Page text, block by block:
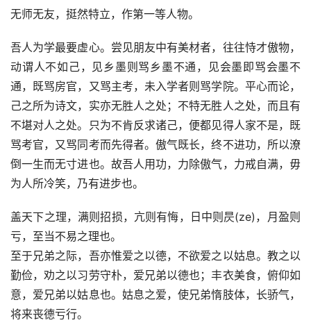
无师无友，挺然特立，作第一等人物。
吾人为学最要虚心。尝见朋友中有美材者，往往恃才傲物，
动谓人不如己，见乡墨则骂乡墨不通，见会墨即骂会墨不
通，既骂房官，又骂主考，未入学者则骂学院。平心而论，
己之所为诗文，实亦无胜人之处；不特无胜人之处，而且有
不堪对人之处。只为不肯反求诸己，便都见得人家不是，既
骂考官，又骂同考而先得者。傲气既长，终不进功，所以潦
倒一生而无寸进也。故吾人用功，力除傲气，力戒自满，毋
为人所冷笑，乃有进步也。
盖天下之理，满则招损，亢则有悔，日中则昃(ze)，月盈则
亏，至当不易之理也。
至于兄弟之际，吾亦惟爱之以德，不欲爱之以姑息。教之以
勤俭，劝之以习劳守朴，爱兄弟以德也；丰衣美食，俯仰如
意，爱兄弟以姑息也。姑息之爱，使兄弟惰肢体，长骄气，
将来丧德亏行。